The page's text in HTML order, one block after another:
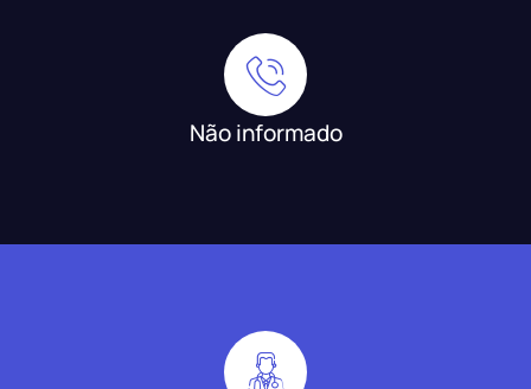
Não informado